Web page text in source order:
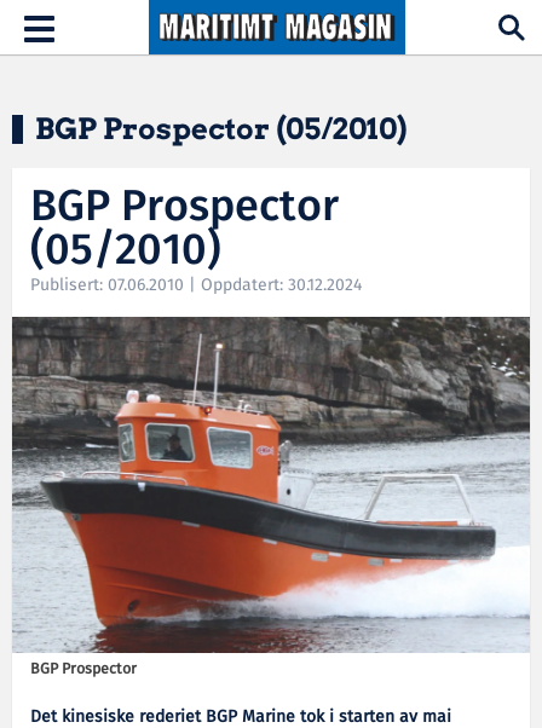
Hopp til hovedinnhold
Toggle
navigation
BGP Prospector (05/2010)
BGP Prospector
(05/2010)
Publisert: 07.06.2010 | Oppdatert: 30.12.2024
BGP Prospector
Det kinesiske rederiet BGP Marine tok i starten av mai